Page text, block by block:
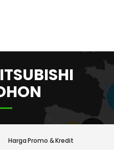
Harga Promo & Kredit